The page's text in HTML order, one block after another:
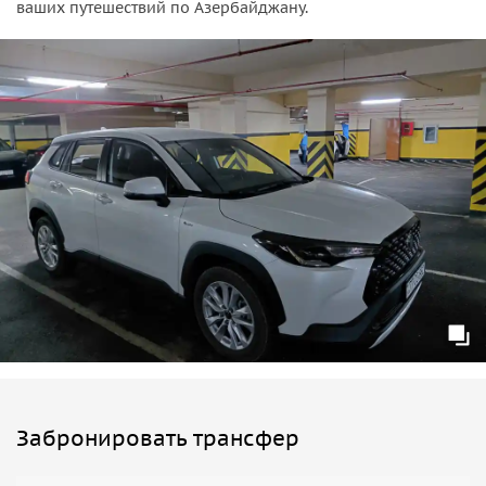
гид, который сделает поездку ещё интереснее! Он
расскажет о красотах Азербайджана, поделится
полезными советами и подскажет:
1. Где выгодно обменять валюту.
2. В каких ресторанах или кафе можно вкусно поесть.
3. Куда отправиться за покупками или на местный рынок.
4. Какие достопримечательности стоит посетить в Шахдаге
или Туфандаге.
• Прямая дорога без лишних остановок. Маршрут
протяжённостью около 230 км спланирован так, чтобы вы
добрались до места назначения быстро и без лишних
задержек. Остановки делаем только по вашему желанию
или по предварительной договорённости — например,
для фото на фоне живописных пейзажей или короткого
• Автомобиль: Toyota Corolla Cross или люксовый
ваших путешествий по Азербайджану.
Забронировать трансфер